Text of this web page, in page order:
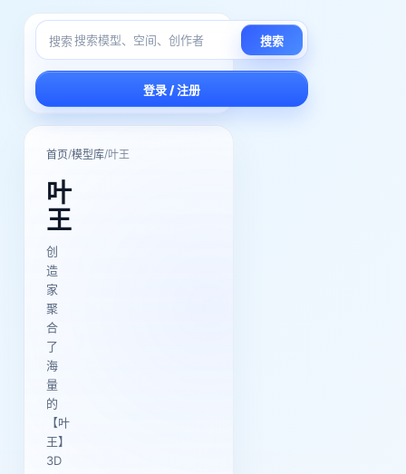
搜索 搜索
登录 / 注册
首页/模型库/叶王
叶
王
创
造
家
聚
合
了
海
量
的
【叶
王】
3D